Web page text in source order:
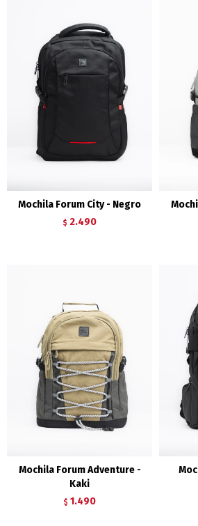
Mochila Forum City - Negro
$ 2.490
Mochila Forum Adventure -
Kaki
$ 1.490